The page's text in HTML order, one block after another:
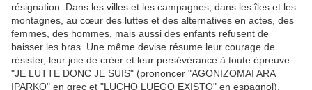
résignation. Dans les villes et les campagnes, dans les îles et les
montagnes, au cœur des luttes et des alternatives en actes, des
femmes, des hommes, mais aussi des enfants refusent de
baisser les bras. Une même devise résume leur courage de
résister, leur joie de créer et leur persévérance à toute épreuve :
"JE LUTTE DONC JE SUIS" (prononcer "AGONIZOMAI ARA
IPARKO" en grec et "LUCHO LUEGO EXISTO" en espagnol).